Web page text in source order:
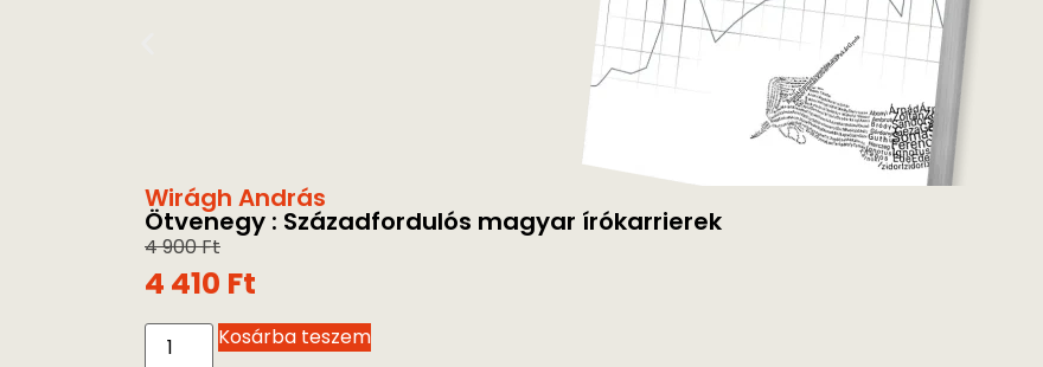
Wirágh András
Ötvenegy : Századfordulós magyar írókarrierek
4 900Ft
4 410 Ft
Kosárba teszem